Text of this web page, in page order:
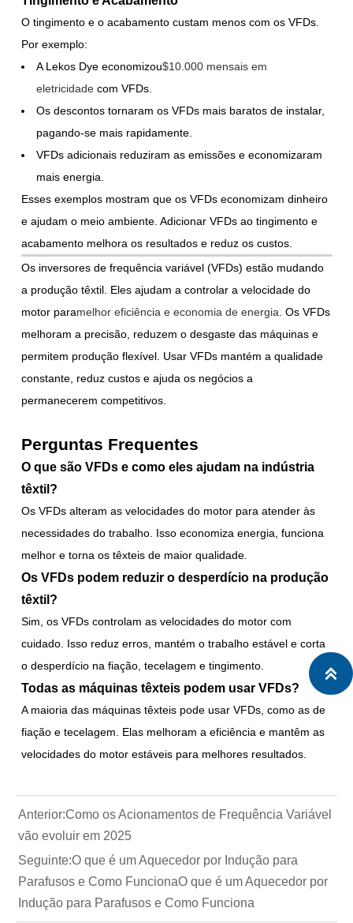
O tingimento e o acabamento custam menos com os VFDs.
Por exemplo:
A Lekos Dye economizou$10.000 mensais em
eletricidade com VFDs.
Os descontos tornaram os VFDs mais baratos de instalar,
pagando-se mais rapidamente.
VFDs adicionais reduziram as emissões e economizaram
mais energia.
Esses exemplos mostram que os VFDs economizam dinheiro
e ajudam o meio ambiente. Adicionar VFDs ao tingimento e
acabamento melhora os resultados e reduz os custos.
Os inversores de frequência variável (VFDs) estão mudando
a produção têxtil. Eles ajudam a controlar a velocidade do
motor paramelhor eficiência e economia de energia . Os VFDs
melhoram a precisão, reduzem o desgaste das máquinas e
permitem produção flexível. Usar VFDs mantém a qualidade
constante, reduz custos e ajuda os negócios a
permanecerem competitivos.
Perguntas Frequentes
O que são VFDs e como eles ajudam na indústria
têxtil?
Os VFDs alteram as velocidades do motor para atender às
necessidades do trabalho. Isso economiza energia, funciona
melhor e torna os têxteis de maior qualidade.
Os VFDs podem reduzir o desperdício na produção
têxtil?
Sim, os VFDs controlam as velocidades do motor com
cuidado. Isso reduz erros, mantém o trabalho estável e corta
o desperdício na fiação, tecelagem e tingimento.
Todas as máquinas têxteis podem usar VFDs?
A maioria das máquinas têxteis pode usar VFDs, como as de
fiação e tecelagem. Elas melhoram a eficiência e mantêm as
velocidades do motor estáveis para melhores resultados.
Anterior:Como os Acionamentos de Frequência Variável
vão evoluir em 2025
Seguinte:O que é um Aquecedor por Indução para
Parafusos e Como FuncionaO que é um Aquecedor por
Indução para Parafusos e Como Funciona
